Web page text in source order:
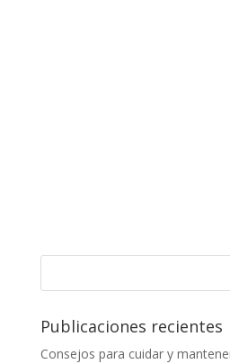
Publicaciones recientes
Consejos para cuidar y